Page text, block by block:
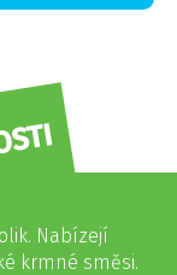
Nabízejí
krmné směsi.